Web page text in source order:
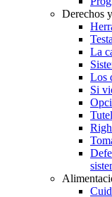
Derechos
La
Los
Si